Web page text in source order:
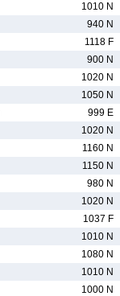
1010 N
940 N
1118 F
900 N
1020 N
1050 N
999 E
1020 N
1160 N
1150 N
980 N
1020 N
1037 F
1010 N
1080 N
1010 N
1000 N